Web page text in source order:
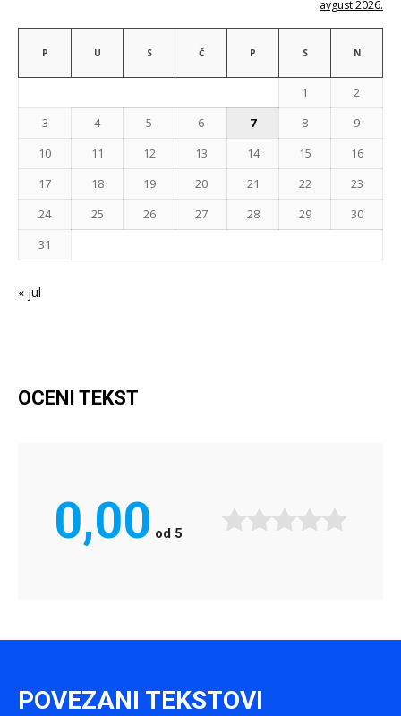
avgust 2026.
P U S Č P S N
1
2
3
4 5 6 7 8
9
10
11 12 13 14 15
16
17
18 19 20 21 22
23
24
25 26 27 28 29
30
31
« jul
OCENI TEKST
0,00 od 5
POVEZANI TEKSTOVI